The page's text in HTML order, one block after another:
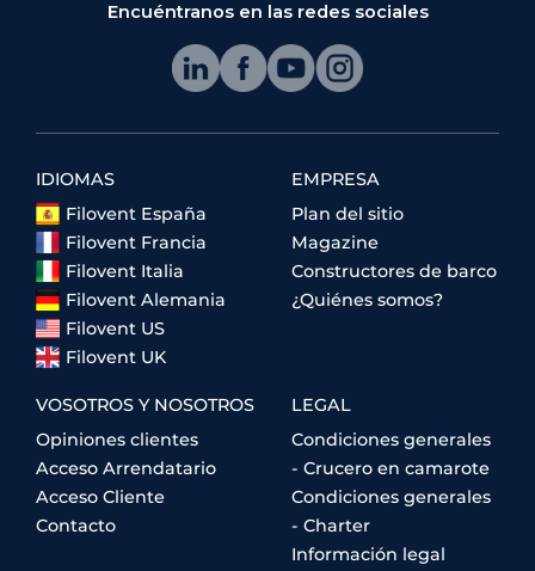
Encuéntranos en las redes sociales
IDIOMAS
Filovent España
Filovent Francia
Filovent Italia
Filovent Alemania
Filovent US
Filovent UK
EMPRESA
Plan del sitio
Magazine
Constructores de barco
¿Quiénes somos?
VOSOTROS Y NOSOTROS
Opiniones clientes
Acceso Arrendatario
Acceso Cliente
Contacto
LEGAL
Condiciones generales
- Crucero en camarote
Condiciones generales
- Charter
Información legal